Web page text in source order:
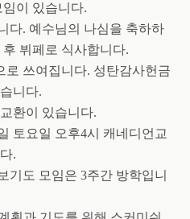
이 있습니다.
다. 예수님의 나심을 축하하
뷔페로 식사합니다.
로 쓰여집니다. 성탄감사헌금
니다.
환이 있습니다.
토요일 오후4시 캐네디언교
.
기도 모임은 3주간 방학입니